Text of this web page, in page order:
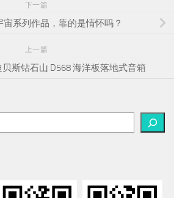
下一篇
宙系列作品，靠的是情怀吗？
上一篇
斯钻石山 D568 海洋板落地式音箱